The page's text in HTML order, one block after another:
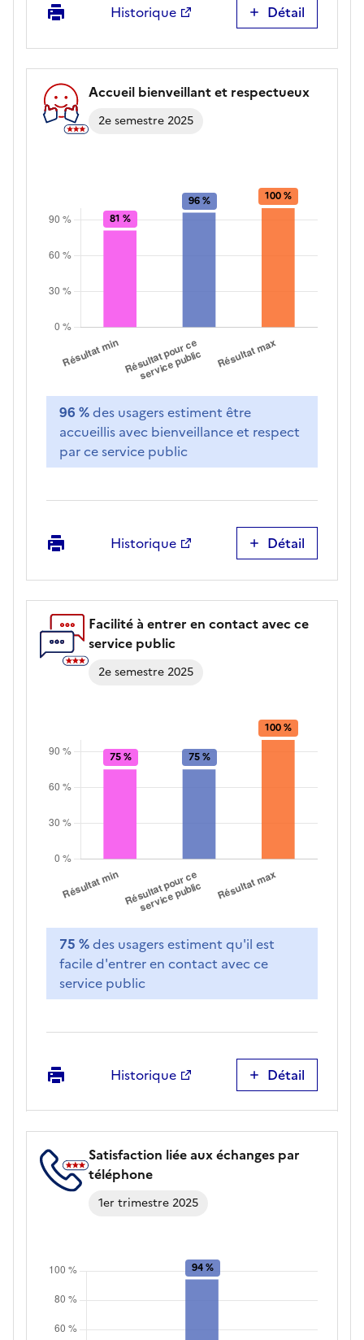
ImprimerHistorique Détail
Satisfaction
Accueil bienveillant et respectueux
2e semestre 2025
96 %des usagers estiment être
accueillis avec bienveillance et respect
par ce service public
ImprimerHistorique Détail
Accueil
Facilité à entrer en contact avec ce
service public
2e semestre 2025
75 %des usagers estiment qu'il est
facile d'entrer en contact avec ce
service public
ImprimerHistorique Détail
Facilité
contact
Satisfaction liée aux échanges par
téléphone
1er trimestre 2025